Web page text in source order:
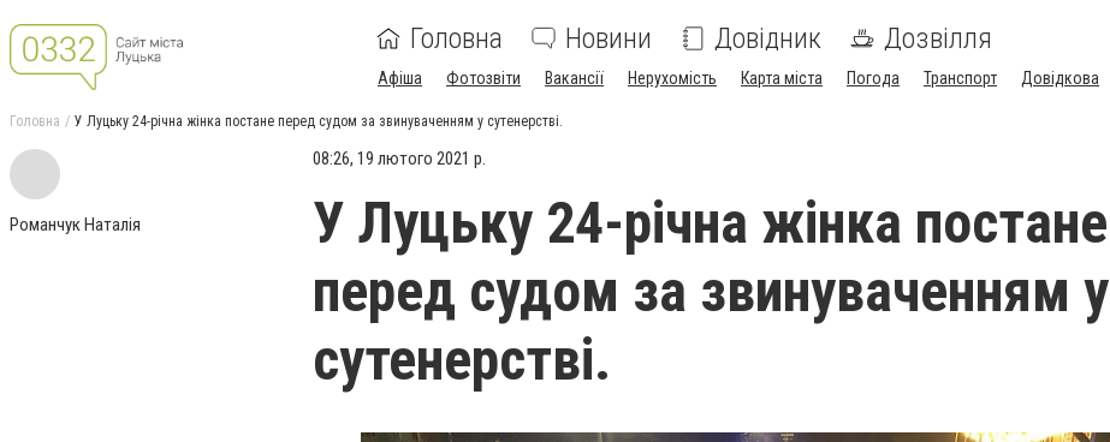
Головна Новини Довідник Дозвілля
Афіша Фотозвіти Вакансії Нерухомість Карта міста Погода Транспорт Довідкова
Головна У Луцьку 24-річна жінка постане перед судом за звинуваченням у сутенерстві.
Романчук Наталія
08:26, 19 лютого 2021 р.
У Луцьку 24-річна жінка постане
перед судом за звинуваченням у
сутенерстві.